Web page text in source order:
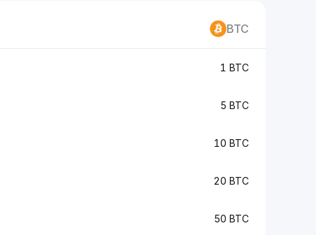
BTC
1 BTC
5 BTC
10 BTC
20 BTC
50 BTC